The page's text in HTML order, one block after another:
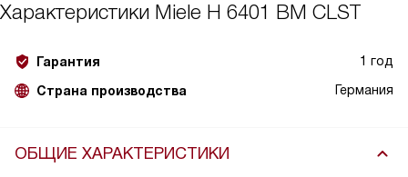
Характеристики Miele H 6401 BM CLST
Гарантия 1 год
Страна производства Германия
ОБЩИЕ ХАРАКТЕРИСТИКИ